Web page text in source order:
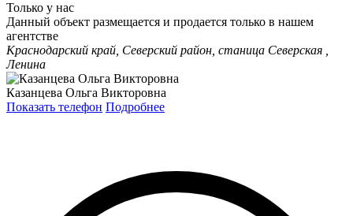
Только у нас
Данный объект размещается и продается только в нашем
агентстве
Краснодарский край, Северский район, станица Северская ,
Ленина
Казанцева Ольга Викторовна
Показать телефон Подробнее